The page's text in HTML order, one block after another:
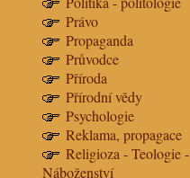
Právo
Propaganda
Průvodce
Příroda
Přírodní vědy
Psychologie
Reklama, propagace
Religioza - Teologie -
Náboženství